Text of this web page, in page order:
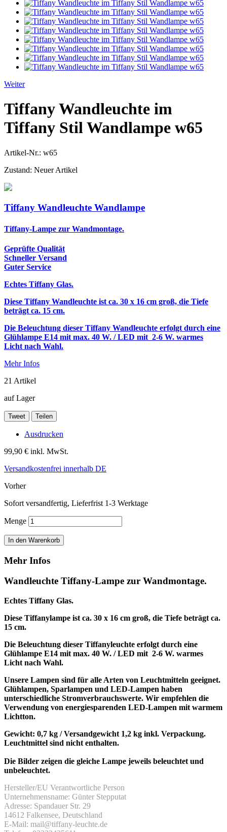
Weiter
Tiffany Wandleuchte im
Tiffany Stil Wandlampe w65
Artikel-Nr.: w65
Zustand: Neuer Artikel
Tiffany Wandleuchte Wandlampe
Tiffany-Lampe zur Wandmontage.
Geprüfte Qualität
Schneller Versand
Guter Service
Echtes Tiffany Glas.
Diese Tiffany Wandleuchte ist ca. 30 x 16 cm groß, die Tiefe
beträgt ca. 15 cm.
Die Beleuchtung dieser Tiffany Wandleuchte erfolgt durch eine
Glühlampe E14 mit max. 40 W. / LED mit 2-6 W. warmes
Licht nach Wahl.
Mehr Infos
21 Artikel
auf Lager
Tweet Teilen
Ausdrucken
99,90 € inkl. MwSt.
Versandkostenfrei innerhalb DE
Vorher
Sofort versandfertig, Lieferfrist 1-3 Werktage
Menge
In den Warenkorb
Mehr Infos
Wandleuchte Tiffany-Lampe zur Wandmontage.
Echtes Tiffany Glas.
Diese Tiffanylampe ist ca. 30 x 16 cm groß, die Tiefe beträgt ca.
15 cm.
Die Beleuchtung dieser Tiffanyleuchte erfolgt durch eine
Glühlampe E14 mit max. 40 W. / LED mit 2-6 W. warmes
Licht nach Wahl.
Unsere Lampen sind für alle Arten von Leuchtmitteln geeignet.
Glühlampen, Sparlampen und LED-Lampen haben
unterschiedliche Stromverbrauchswerte. Wir empfehlen die
Verwendung von energiesparenden LED-Lampen mit warmem
Lichtton.
Gewicht: 0,7 kg / Versandgewicht 1,2 kg inkl. Verpackung.
Leuchtmittel sind nicht enthalten.
Die Bilder zeigen die gleiche Lampe jeweils beleuchtet und
unbeleuchtet.
Hersteller/EU Verantwortliche Person
Unternehmensname: Günter Stepputat
Adresse: Spandauer Str. 29
14612 Falkensee, Deutschland
E-Mail: mail@tiffany-leuchte.de